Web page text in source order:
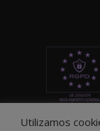
Utilizamos